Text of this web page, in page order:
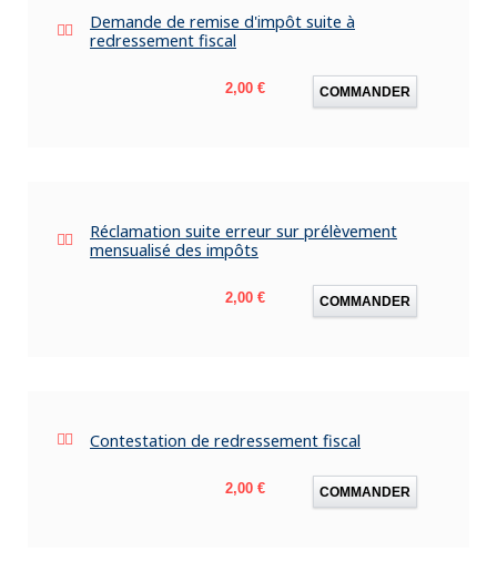
Demande de remise d'impôt suite à
redressement fiscal
Prix
2,00 € COMMANDER
Réclamation suite erreur sur prélèvement
mensualisé des impôts
Prix
2,00 € COMMANDER
Contestation de redressement fiscal
Prix
2,00 € COMMANDER